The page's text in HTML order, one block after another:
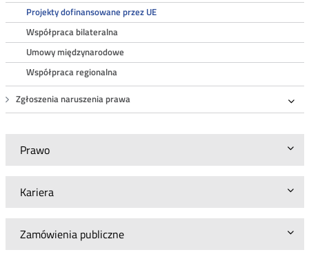
Projekty dofinansowane przez UE
Współpraca bilateralna
Umowy międzynarodowe
Współpraca regionalna
Zgłoszenia naruszenia prawa
Prawo
Kariera
Zamówienia publiczne